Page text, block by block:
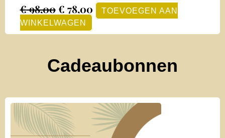
€98,00 € 78,00
TOEVOEGEN AAN
WINKELWAGEN
Cadeaubonnen